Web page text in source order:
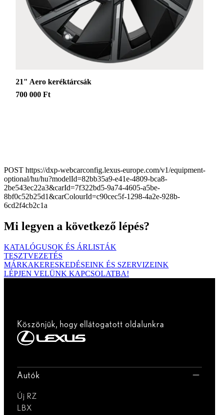
21" Aero keréktárcsák
700 000 Ft
POST https://dxp-webcarconfig.lexus-europe.com/v1/equipment-
optional/hu/hu?modelId=82bb35a9-e41e-4809-bca8-
2be543ec22a3&carId=7f322bd5-9a74-4605-a5be-
8bf0c52b25d1&carColourId=c90cec5f-1298-4a2e-928b-
6cd2f4cb2c1a
Mi legyen a következő lépés?
KATALÓGUSOK ÉS ÁRLISTÁK
TESZTVEZETÉS
MÁRKAKERESKEDÉSEINK ÉS SZERVIZEINK
LÉPJEN VELÜNK KAPCSOLATBA!
Köszönjük, hogy ellátogatott oldalunkra
Autók
Új RZ
LBX